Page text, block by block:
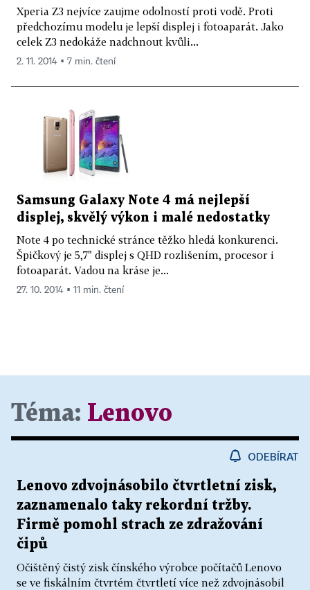
Xperia Z3 nejvíce zaujme odolností proti vodě. Proti
předchozímu modelu je lepší displej i fotoaparát. Jako
celek Z3 nedokáže nadchnout kvůli...
2. 11. 2014 ▪ 7 min. čtení
Samsung Galaxy Note 4 má nejlepší
displej, skvělý výkon i malé nedostatky
Note 4 po technické stránce těžko hledá konkurenci.
Špičkový je 5,7" displej s QHD rozlišením, procesor i
fotoaparát. Vadou na kráse je...
27. 10. 2014 ▪ 11 min. čtení
Téma: Lenovo
ODEBÍRAT
Lenovo zdvojnásobilo čtvrtletní zisk,
zaznamenalo taky rekordní tržby.
Firmě pomohl strach ze zdražování
čipů
Očištěný čistý zisk čínského výrobce počítačů Lenovo
se ve fiskálním čtvrtém čtvrtletí více než zdvojnásobil